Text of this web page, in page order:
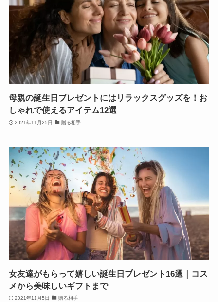
母親の誕生日プレゼントにはリラックスグッズを！お
しゃれで使えるアイテム12選
2021年11月25日 贈る相手
女友達がもらって嬉しい誕生日プレゼント16選｜コス
メから美味しいギフトまで
2021年11月5日 贈る相手